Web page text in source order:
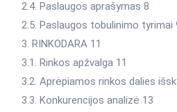
2.4. Paslaugos aprašymas 8
2.5. Paslaugos tobulinimo tyrimai
3. RINKODARA 11
3.1. Rinkos apžvalga 11
3.2. Aprėpiamos rinkos dalies
3.3. Konkurencijos analizė 13